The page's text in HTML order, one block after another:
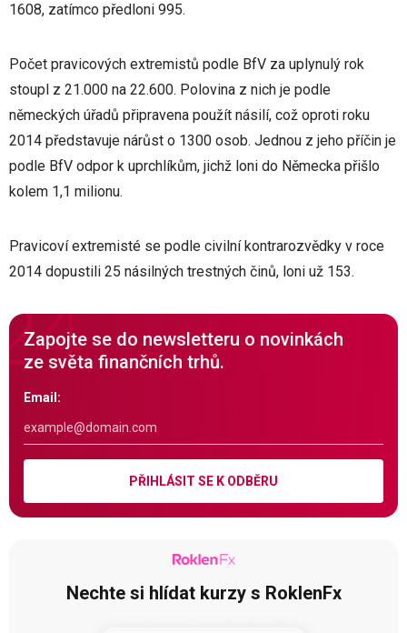
1608, zatímco předloni 995.
Počet pravicových extremistů podle BfV za uplynulý rok
stoupl z 21.000 na 22.600. Polovina z nich je podle
německých úřadů připravena použít násilí, což oproti roku
2014 představuje nárůst o 1300 osob. Jednou z jeho příčin je
podle BfV odpor k uprchlíkům, jichž loni do Německa přišlo
kolem 1,1 milionu.
Pravicoví extremisté se podle civilní kontrarozvědky v roce
2014 dopustili 25 násilných trestných činů, loni už 153.
Zapojte se do newsletteru o novinkách
ze světa finančních trhů.
Email:
PŘIHLÁSIT SE K ODBĚRU
Nechte si hlídat kurzy s RoklenFx